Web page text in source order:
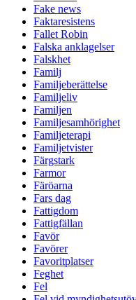
Fake news
Faktaresistens
Fallet Robin
Falska anklagelser
Falskhet
Familj
Familjeberättelse
Familjeliv
Familjen
Familjesamhörighet
Familjeterapi
Familjetvister
Färgstark
Farmor
Färöarna
Fars dag
Fattigdom
Fattigfällan
Favör
Favörer
Favoritplatser
Feghet
Fel